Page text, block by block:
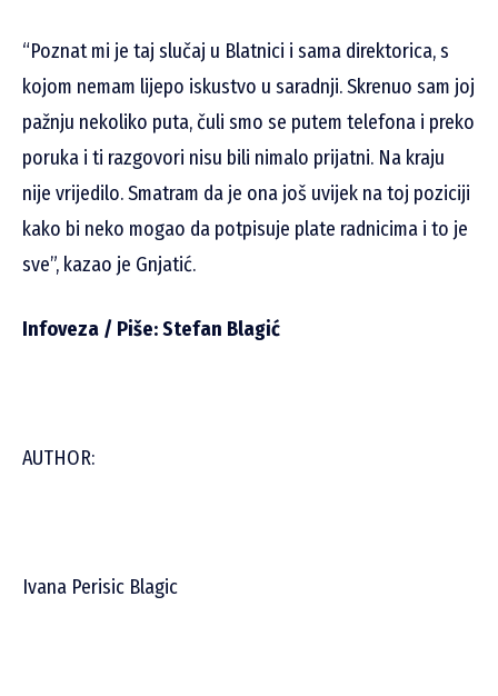
“Poznat mi je taj slučaj u Blatnici i sama direktorica, s
kojom nemam lijepo iskustvo u saradnji. Skrenuo sam joj
pažnju nekoliko puta, čuli smo se putem telefona i preko
poruka i ti razgovori nisu bili nimalo prijatni. Na kraju
nije vrijedilo. Smatram da je ona još uvijek na toj poziciji
kako bi neko mogao da potpisuje plate radnicima i to je
sve”, kazao je Gnjatić.
Infoveza / Piše: Stefan Blagić
AUTHOR:
Ivana Perisic Blagic